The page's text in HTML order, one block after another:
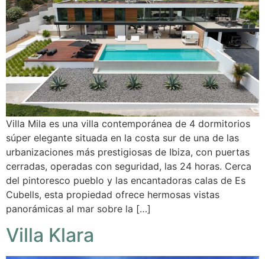
Villa Mila es una villa contemporánea de 4 dormitorios
súper elegante situada en la costa sur de una de las
urbanizaciones más prestigiosas de Ibiza, con puertas
cerradas, operadas con seguridad, las 24 horas. Cerca
del pintoresco pueblo y las encantadoras calas de Es
Cubells, esta propiedad ofrece hermosas vistas
panorámicas al mar sobre la […]
Villa Klara